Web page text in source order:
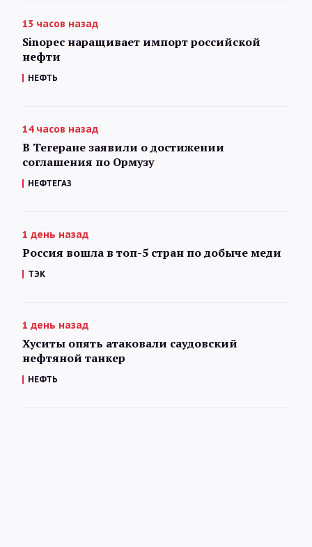
13 часов назад
Sinopec наращивает импорт российской
нефти
НЕФТЬ
14 часов назад
В Тегеране заявили о достижении
соглашения по Ормузу
НЕФТЕГАЗ
1 день назад
Россия вошла в топ-5 стран по добыче меди
ТЭК
1 день назад
Хуситы опять атаковали саудовский
нефтяной танкер
НЕФТЬ